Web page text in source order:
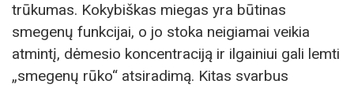
trūkumas. Kokybiškas miegas yra būtinas
smegenų funkcijai, o jo stoka neigiamai veikia
atmintį, dėmesio koncentraciją ir ilgainiui gali lemti
„smegenų rūko“ atsiradimą. Kitas svarbus